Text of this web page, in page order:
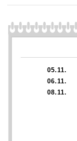
05.11.
06.11.
08.11.